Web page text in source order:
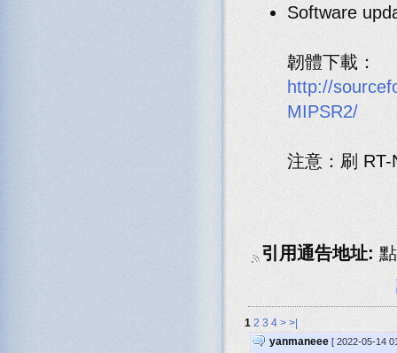
Software
韌體下載：
http://
MIPSR2/
注意：刷
引用通告地址:
1 2 3 4 > >|
yanmaneee [ 2022-05-14